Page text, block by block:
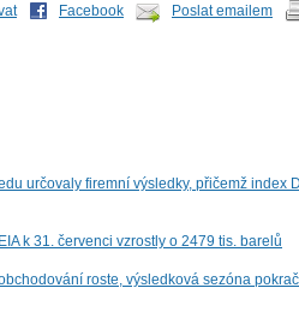
Facebook Poslat emailem
určovaly firemní výsledky, přičemž index
k 31. červenci vzrostly o 2479 tis. barelů
roste, výsledková sezóna